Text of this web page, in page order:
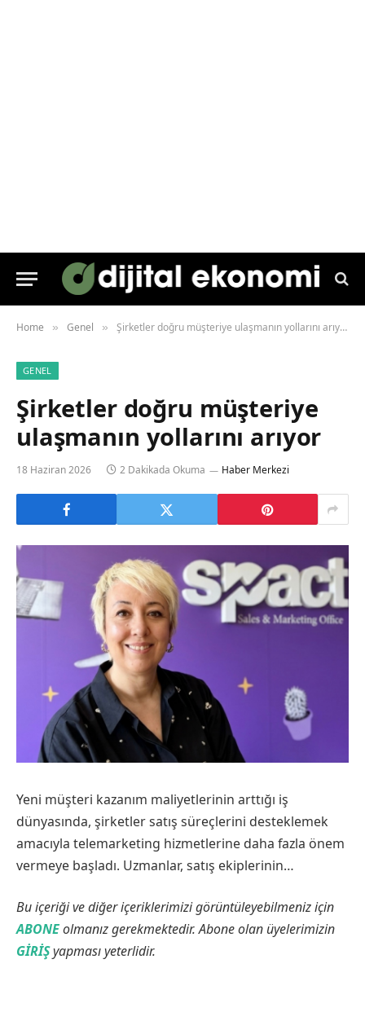
Home » Genel » Şirketler doğru müşteriye ulaşmanın yollarını arıyor
GENEL
Şirketler doğru müşteriye
ulaşmanın yollarını arıyor
18 Haziran 2026 2 Dakikada Okuma Haber Merkezi
Yeni müşteri kazanım maliyetlerinin arttığı iş
dünyasında, şirketler satış süreçlerini desteklemek
amacıyla telemarketing hizmetlerine daha fazla önem
vermeye başladı. Uzmanlar, satış ekiplerinin…
Bu içeriği ve diğer içeriklerimizi görüntüleyebilmeniz için
ABONEolmanız gerekmektedir. Abone olan üyelerimizin
GİRİŞyapması yeterlidir.